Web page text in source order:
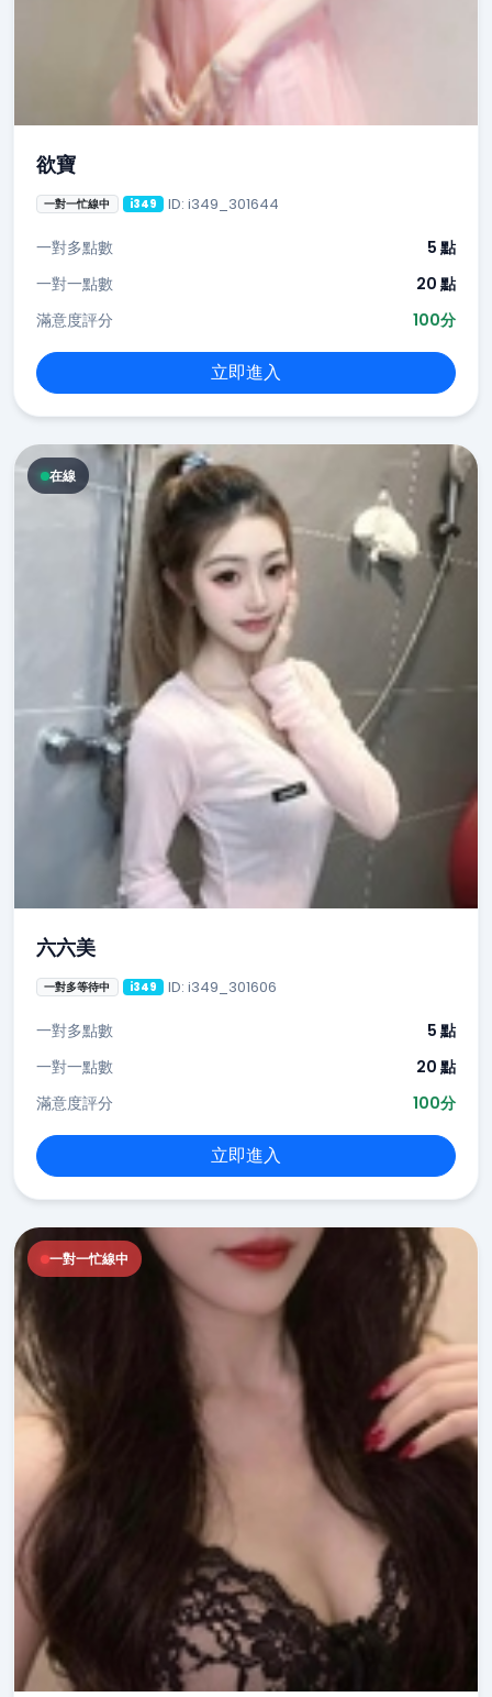
欲寶
一對一忙線中 i349 ID: i349_301644
一對多點數
5 點
一對一點數
20 點
滿意度評分
100分
立即進入
在線
六六美
一對多等待中 i349 ID: i349_301606
一對多點數
5 點
一對一點數
20 點
滿意度評分
100分
立即進入
一對一忙線中